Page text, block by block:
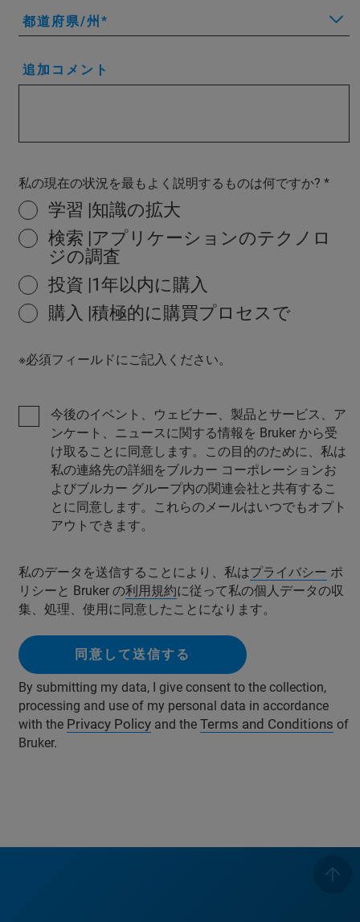
都道府県/州
追加コメント
私の現在の状況を最もよく説明するものは何ですか?
学習 |知識の拡大
検索 |アプリケーションのテクノロ
ジの調査
投資 |1年以内に購入
購入 |積極的に購買プロセスで
※必須フィールドにご記入ください。
今後のイベント、ウェビナー、製品とサービス、ア
ンケート、ニュースに関する情報を Bruker から受
け取ることに同意します。この目的のために、私は
私の連絡先の詳細をブルカー コーポレーションお
よびブルカー グループ内の関連会社と共有するこ
とに同意します。これらのメールはいつでもオプト
アウトできます。
私のデータを送信することにより、私はプライバシー ポ
リシーと Bruker の利用規約に従って私の個人データの収
集、処理、使用に同意したことになります。
同意して送信する
By submitting my data, I give consent to the collection,
processing and use of my personal data in accordance
with the Privacy Policy and the Terms and Conditions of
Bruker.